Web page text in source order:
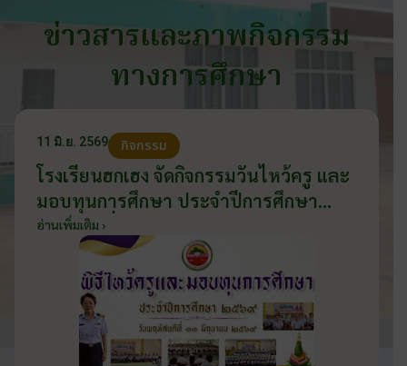
ข่าวสารและภาพกิจกรรม
ทางการศึกษา
11 มิ.ย. 2569 กิจกรรม
โรงเรียนฮกเฮง จัดกิจกรรมวันไหว้ครู และ
มอบทุนการศึกษา ประจำปีการศึกษา
2569 วันที่ 11 มิถุนายน 2569
อ่านเพิ่มเติม ›